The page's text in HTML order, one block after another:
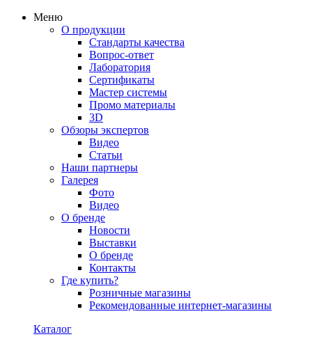
Меню
О продукции
Стандарты качества
Вопрос-ответ
Лаборатория
Сертификаты
Мастер системы
Промо материалы
3D
Обзоры экспертов
Видео
Статьи
Наши партнеры
Галерея
Фото
Видео
О бренде
Новости
Выставки
О бренде
Контакты
Где купить?
Розничные магазины
Рекомендованные интернет-магазины
Каталог